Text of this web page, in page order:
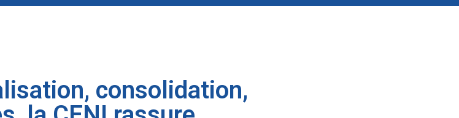
consolidation,